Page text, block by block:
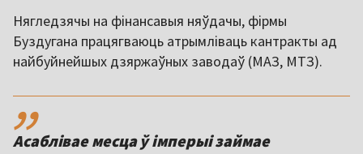
Нягледзячы на фінансавыя няўдачы, фірмы
Буздугана працягваюць атрымліваць кантракты ад
найбуйнейшых дзяржаўных заводаў (МАЗ, МТЗ).
,,
Асаблівае месца ў імперыі займае